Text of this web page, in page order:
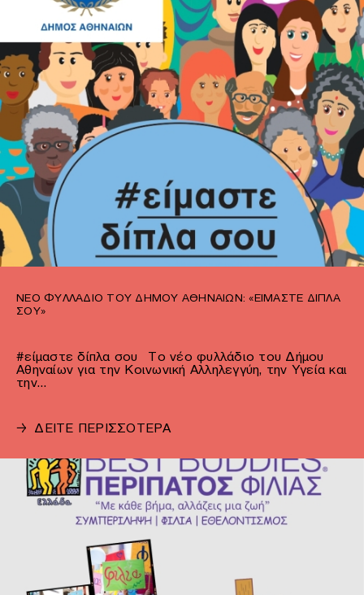
ΝΈΟ ΦΥΛΛΆΔΙΟ ΤΟΥ ΔΉΜΟΥ ΑΘΗΝΑΊΩΝ: «ΕΙΜΑΣΤΕ ΔΙΠΛΑ
ΣΟΥ»
#είμαστε δίπλα σου Το νέο φυλλάδιο του Δήμου
Αθηναίων για την Κοινωνική Αλληλεγγύη, την Υγεία και
την…
→ ΔΕΙΤΕ ΠΕΡΙΣΣΟΤΕΡΑ